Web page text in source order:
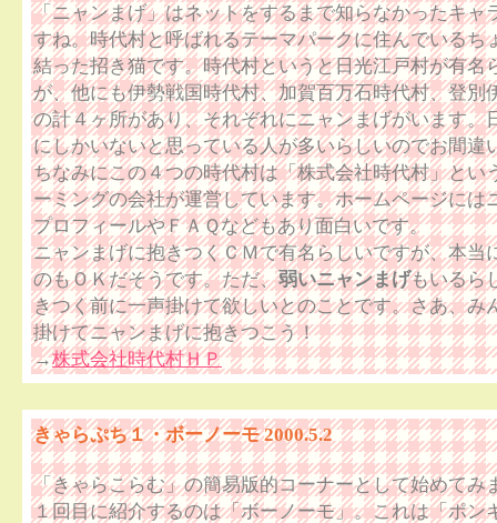
「ニャンまげ」はネットをするまで知らなかったキャ
すね。時代村と呼ばれるテーマパークに住んでいるち
結った招き猫です。時代村というと日光江戸村が有名
が、他にも伊勢戦国時代村、加賀百万石時代村、登別
の計４ヶ所があり、それぞれにニャンまげがいます。
にしかいないと思っている人が多いらしいのでお間違
ちなみにこの４つの時代村は「株式会社時代村」とい
ーミングの会社が運営しています。ホームページには
プロフィールやＦＡＱなどもあり面白いです。
ニャンまげに抱きつくＣＭで有名らしいですが、本当
のもＯＫだそうです。ただ、弱いニャンまげもいるら
きつく前に一声掛けて欲しいとのことです。さあ、み
掛けてニャンまげに抱きつこう！
→株式会社時代村ＨＰ
きゃらぷち１・ボーノーモ 2000.5.2
「きゃらこらむ」の簡易版的コーナーとして始めてみ
１回目に紹介するのは「ボーノーモ」。これは「ポン